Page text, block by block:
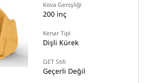
Kova Genişliği
200 inç
Kenar Tipi
Dişli Kürek
GET Stili
Geçerli Değil